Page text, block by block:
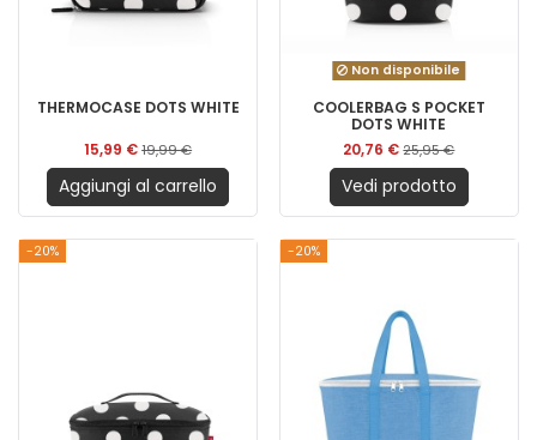
THERMOCASE DOTS WHITE
15,99 €19,99 €
Aggiungi al carrello
Non disponibile
COOLERBAG S POCKET
DOTS WHITE
20,76 €25,95 €
Vedi prodotto
-20% -20%